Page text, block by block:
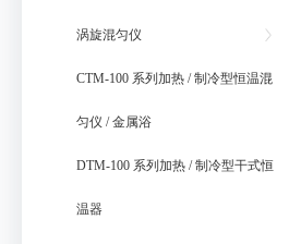
涡旋混匀仪
CTM-100 系列加热 / 制冷型恒温混
匀仪 / 金属浴
DTM-100 系列加热 / 制冷型干式恒
温器